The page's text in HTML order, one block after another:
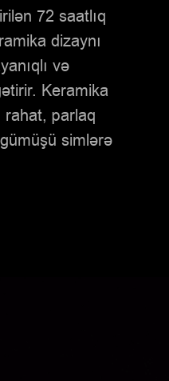
72 saatlıq
dizaynı
və
Keramika
rahat,parlaq
simlərə